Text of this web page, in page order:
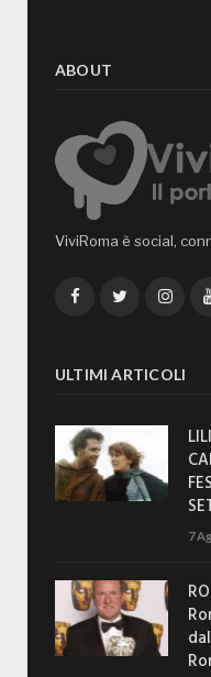
ABOUT
ViviRoma è social,
FacebookTwitter
ULTIMI ARTICOLI
7